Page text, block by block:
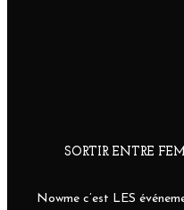
SORTIR ENTRE
Nowme c’est LES